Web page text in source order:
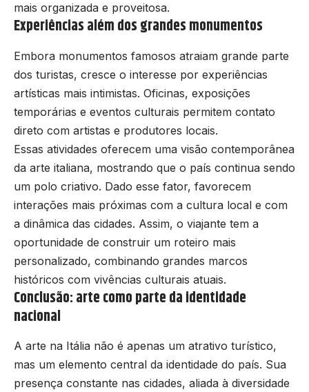
mais organizada e proveitosa.
Experiências além dos grandes monumentos
Embora monumentos famosos atraiam grande parte
dos turistas, cresce o interesse por experiências
artísticas mais intimistas. Oficinas, exposições
temporárias e eventos culturais permitem contato
direto com artistas e produtores locais.
Essas atividades oferecem uma visão contemporânea
da arte italiana, mostrando que o país continua sendo
um polo criativo. Dado esse fator, favorecem
interações mais próximas com a cultura local e com
a dinâmica das cidades. Assim, o viajante tem a
oportunidade de construir um roteiro mais
personalizado, combinando grandes marcos
históricos com vivências culturais atuais.
Conclusão: arte como parte da identidade
nacional
A arte na Itália não é apenas um atrativo turístico,
mas um elemento central da identidade do país. Sua
presença constante nas cidades, aliada à diversidade